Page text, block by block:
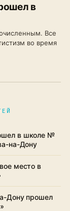
в
Все
во время
в школе №
на-Дону
место в
Дону прошел